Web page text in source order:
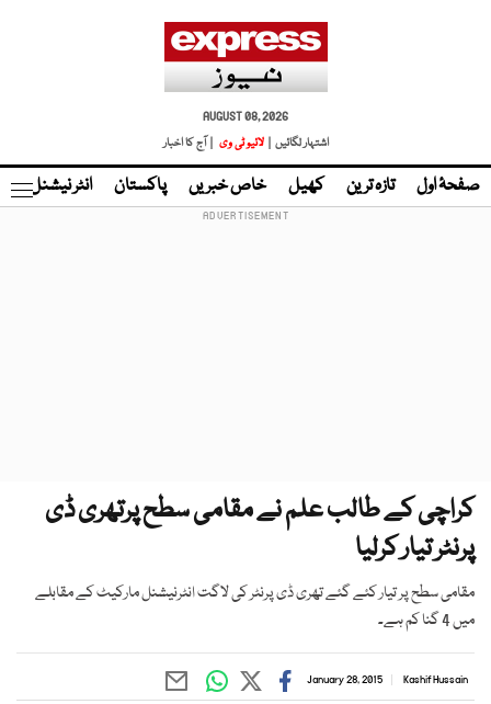
AUGUST 08, 2026
اشتہار لگائیں |
لائیو ٹی وی | آج کا اخبار
صفحۂ اول تازہ ترین کھیل خاص خبریں پاکستان انٹر نیشنل
کراچی کے طالب علم نے مقامی سطح پرتھری ڈی
پرنٹر تیار کرلیا
مقامی سطح پر تیار کئے گئے تھری ڈی پرنٹر کی لاگت انٹرنیشنل مارکیٹ کے مقابلے
میں 4 گنا کم ہے۔
Kashif Hussain
January 28, 2015